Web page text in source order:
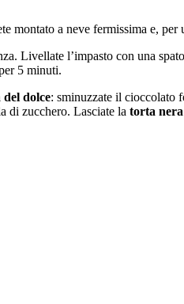
montato a neve fermissima e,
Livellate l’impasto con una
5 minuti.
dolce: sminuzzate il cioccolato
di zucchero. Lasciate la torta nera